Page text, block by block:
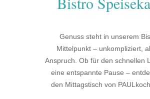
Genuss steht in unserem
Mittelpunkt – unkompliziert,
Anspruch. Ob für den schnellen
eine entspannte Pause –
den Mittagstisch von